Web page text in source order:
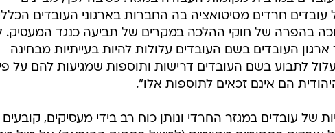
במגזר החרדי בתוך מתן מענה הלכתי לבעיות השונות. כך,
של העובדים ולסייע באופן אפקטיבי ויעיל לשפר את מצבם
החוקרים בהקשר של ארגוני עובדים בחברה החרדית היא
עובדים חרדי המותאם לאורח החיים של החברה החרדית או
טובת העובדים על הצד הטוב ביותר. מנגד, ארגון עובדים של